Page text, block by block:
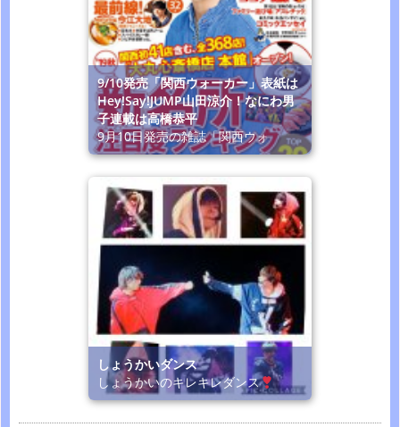
9/10発売「関西ウォーカー」表紙は
Hey!Say!JUMP山田涼介！なにわ男
子連載は高橋恭平
9月10日発売の雑誌「関西ウォ
しょうかいダンス
しょうかいのキレキレダンス